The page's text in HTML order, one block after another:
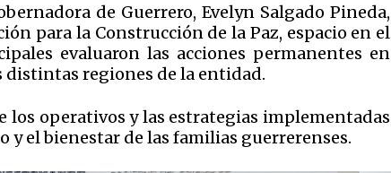
de Guerrero,Evelyn Salgado Pineda,
para la Construcción de la Paz, espacio en el
evaluaron las acciones permanentes en
distintas regiones de la entidad.
los operativos y las estrategias implementadas
el bienestar de las familias guerrerenses.